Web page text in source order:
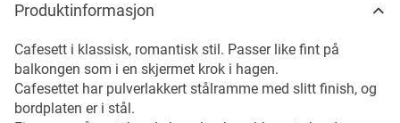
Produktinformasjon
Cafesett i klassisk, romantisk stil. Passer like fint på
balkongen som i en skjermet krok i hagen.
Cafesettet har pulverlakkert stålramme med slitt finish, og
bordplaten er i stål.